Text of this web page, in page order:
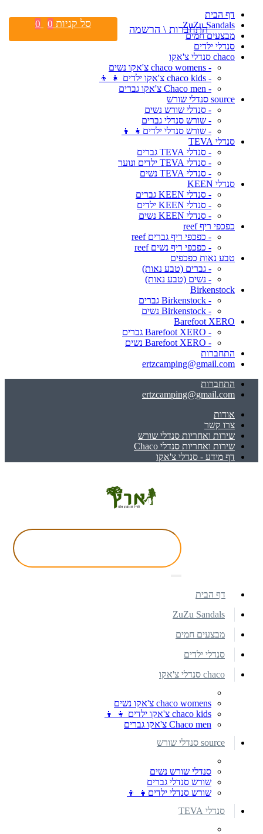
דף הבית
ZuZu Sandals
מבצעים חמים
סנדלי ילדים
chaco סנדלי צ'אקו
- chaco womens צ'אקו נשים
- chaco kids צ'אקו ילדים 👧 👦
- Chaco men צ'אקו גברים
source סנדלי שורש
- סנדלי שורש נשים
- שורש סנדלי גברים
- שורש סנדלי ילדים👧 👦
סנדלי TEVA
- סנדלי TEVA גברים
- סנדלי TEVA ילדים ונוער
- סנדלי TEVA נשים
סנדלי KEEN
- סנדלי KEEN גברים
- סנדלי KEEN ילדים
- סנדלי KEEN נשים
כפכפי ריף reef
- כפכפי ריף גברים reef
- כפכפי ריף נשים reef
טבע נאות כפכפים
- גברים (טבע נאות)
- נשים (טבע נאות)
Birkenstock
- Birkenstock גברים
- Birkenstock נשים
Barefoot XERO
- Barefoot XERO גברים
- Barefoot XERO נשים
התחברות
ertzcamping@gmail.com
התחברות
ertzcamping@gmail.com
אודות
צרו קשר
שירות ואחריות סנדלי שורש
שירות ואחריות סנדלי Chaco
דף מידע - סנדלי צ'אקו
התחברות \ הרשמה סל קניות 0
0
דף הבית
ZuZu Sandals
מבצעים חמים
סנדלי ילדים
chaco סנדלי צ'אקו
chaco womens צ'אקו נשים
chaco kids צ'אקו ילדים 👧 👦
Chaco men צ'אקו גברים
source סנדלי שורש
סנדלי שורש נשים
שורש סנדלי גברים
שורש סנדלי ילדים👧 👦
סנדלי TEVA